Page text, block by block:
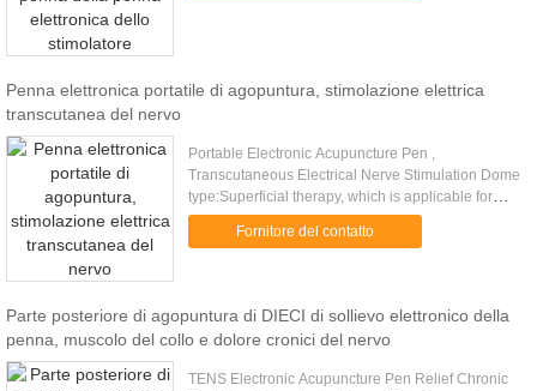
Penna elettronica portatile di agopuntura, stimolazione elettrica
transcutanea del nervo
Portable Electronic Acupuncture Pen ,
Transcutaneous Electrical Nerve Stimulation Dome
type:Superficial therapy, which is applicable for
health care and facial beautification. Node type:
Node therapy, which is ...
Fornitore del contatto
Parte posteriore di agopuntura di DIECI di sollievo elettronico della
penna, muscolo del collo e dolore cronici del nervo
TENS Electronic Acupuncture Pen Relief Chronic